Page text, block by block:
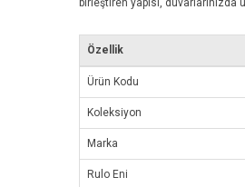
birleştiren yapısı, duvarlarınızda
Özellik
Ürün Kodu
Koleksiyon
Marka
Rulo Eni